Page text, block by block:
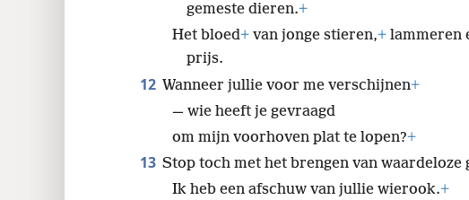
gemeste dieren.+
Het bloed+ van jonge stieren,+ lammeren
prijs.
12 Wanneer jullie voor me verschijnen+
— wie heeft je gevraagd
om mijn voorhoven plat te lopen?+
13 Stop toch met het brengen van waardeloze
Ik heb een afschuw van jullie wierook.+